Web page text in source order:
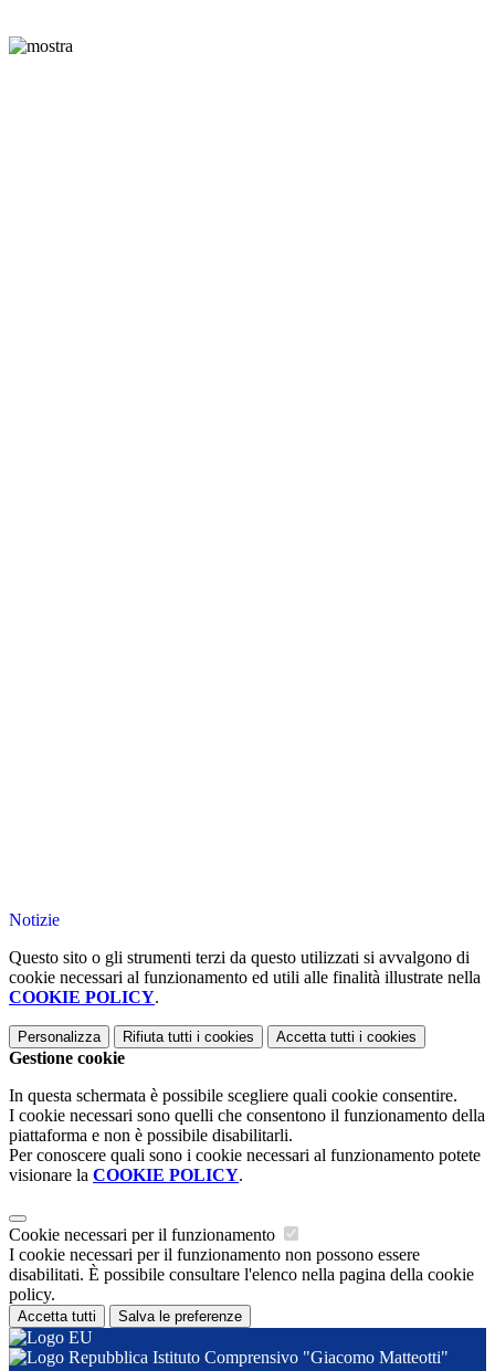
Notizie
Questo sito o gli strumenti terzi da questo utilizzati si avvalgono di
cookie necessari al funzionamento ed utili alle finalità illustrate nella
COOKIE POLICY.
Personalizza Rifiuta tutti i cookies Accetta tutti i cookies
Gestione cookie
In questa schermata è possibile scegliere quali cookie consentire.
I cookie necessari sono quelli che consentono il funzionamento della
piattaforma e non è possibile disabilitarli.
Per conoscere quali sono i cookie necessari al funzionamento potete
visionare la COOKIE POLICY.
Cookie necessari per il funzionamento
I cookie necessari per il funzionamento non possono essere
disabilitati. È possibile consultare l'elenco nella pagina della cookie
policy.
Accetta tutti Salva le preferenze
Istituto Comprensivo "Giacomo Matteotti"